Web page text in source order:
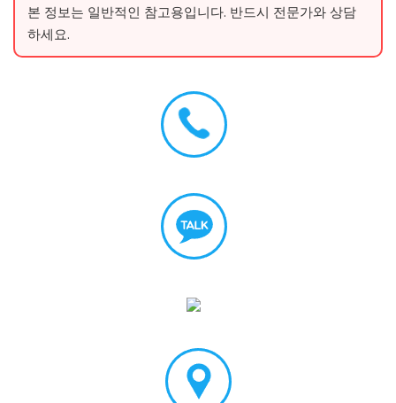
본 정보는 일반적인 참고용입니다. 반드시 전문가와 상담
하세요.